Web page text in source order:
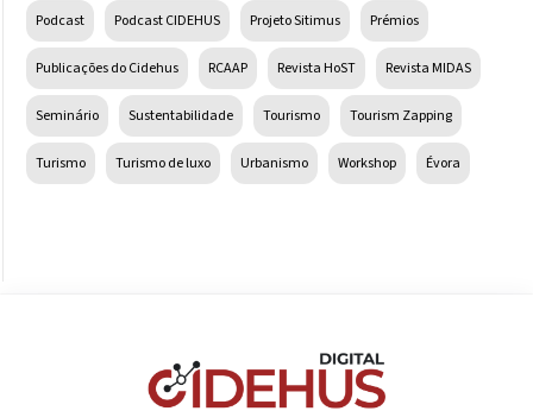
Podcast Podcast CIDEHUS Projeto Sitimus Prémios
Publicações do Cidehus RCAAP Revista HoST Revista MIDAS
Seminário Sustentabilidade Tourismo Tourism Zapping
Turismo Turismo de luxo Urbanismo Workshop Évora